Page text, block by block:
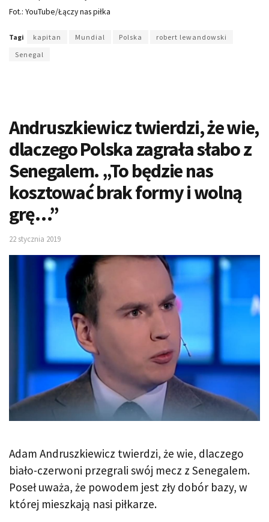
Fot.: YouTube/Łączy nas piłka
Tagi kapitan Mundial Polska
robert lewandowski
Senegal
Andruszkiewicz twierdzi, że wie,
dlaczego Polska zagrała słabo z
Senegalem. „To będzie nas
kosztować brak formy i wolną
grę…”
22 stycznia 2019
Adam Andruszkiewicz twierdzi, że wie, dlaczego
biało-czerwoni przegrali swój mecz z Senegalem.
Poseł uważa, że powodem jest zły dobór bazy, w
której mieszkają nasi piłkarze.